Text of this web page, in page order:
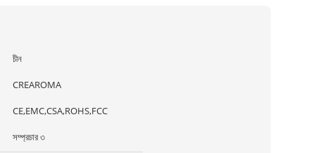
চীন
CREAROMA
CE,EMC,CSA,ROHS,FCC
সম্প্রচার ৩